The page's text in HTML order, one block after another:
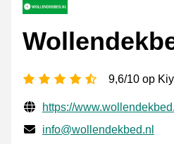
9,6/10 op
Verifisert kontaktinformasjon
Website URL
https://
E-post
info@wollendekbed.nl